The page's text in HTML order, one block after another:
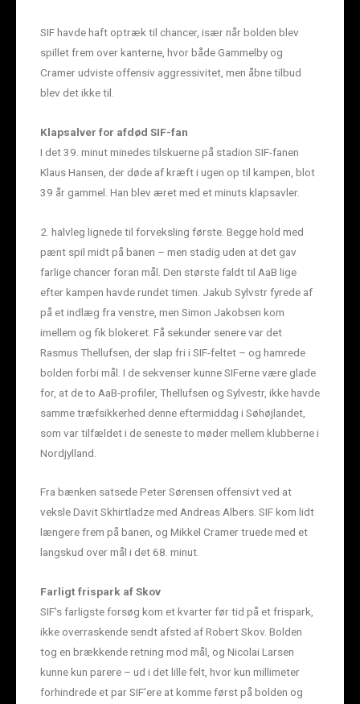
SIF havde haft optræk til chancer, især når bolden blev
spillet frem over kanterne, hvor både Gammelby og
Cramer udviste offensiv aggressivitet, men åbne tilbud
blev det ikke til.
Klapsalver for afdød SIF-fan
I det 39. minut minedes tilskuerne på stadion SIF-fanen
Klaus Hansen, der døde af kræft i ugen op til kampen, blot
39 år gammel. Han blev æret med et minuts klapsavler.
2. halvleg lignede til forveksling første. Begge hold med
pænt spil midt på banen – men stadig uden at det gav
farlige chancer foran mål. Den største faldt til AaB lige
efter kampen havde rundet timen. Jakub Sylvstr fyrede af
på et indlæg fra venstre, men Simon Jakobsen kom
imellem og fik blokeret. Få sekunder senere var det
Rasmus Thellufsen, der slap fri i SIF-feltet – og hamrede
bolden forbi mål. I de sekvenser kunne SIFerne være glade
for, at de to AaB-profiler, Thellufsen og Sylvestr, ikke havde
samme træfsikkerhed denne eftermiddag i Søhøjlandet,
som var tilfældet i de seneste to møder mellem klubberne i
Nordjylland.
Fra bænken satsede Peter Sørensen offensivt ved at
veksle Davit Skhirtladze med Andreas Albers. SIF kom lidt
længere frem på banen, og Mikkel Cramer truede med et
langskud over mål i det 68. minut.
Farligt frispark af Skov
SIF’s farligste forsøg kom et kvarter før tid på et frispark,
ikke overraskende sendt afsted af Robert Skov. Bolden
tog en brækkende retning mod mål, og Nicolai Larsen
kunne kun parere – ud i det lille felt, hvor kun millimeter
forhindrede et par SIF’ere at komme først på bolden og